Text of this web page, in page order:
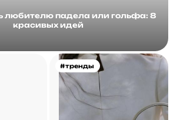
любителю падела или гольфа: 8
красивых идей
#тренды